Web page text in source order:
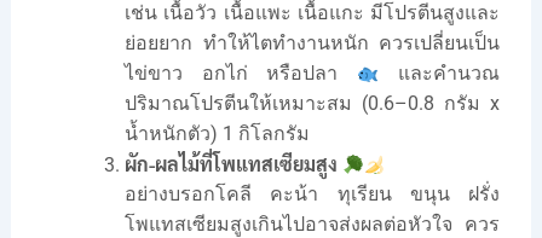
เช่น เนื้อวัว เนื้อแพะ เนื้อแกะ มีโปรตีนสูงและ
ย่อยยาก ทำให้ไตทำงานหนัก ควรเปลี่ยนเป็น
ไข่ขาว อกไก่ หรือปลา
และคำนวณ
ปริมาณโปรตีนให้เหมาะสม (0.6–0.8 กรัม x
น้ำหนักตัว) 1 กิโลกรัม
ผัก-ผลไม้ที่โพแทสเซียมสูง
อย่างบรอกโคลี คะน้า ทุเรียน ขนุน ฝรั่ง
โพแทสเซียมสูงเกินไปอาจส่งผลต่อหัวใจ ควร